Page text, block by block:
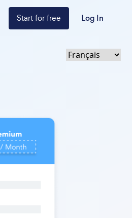
Start for free Log In